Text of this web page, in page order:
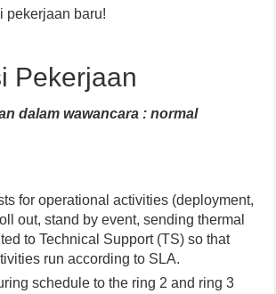
pekerjaan baru!
Pekerjaan
dalam wawancara : normal
for operational activities (deployment,
out, stand by event, sending thermal
to Technical Support (TS) so that
run according to SLA.
schedule to the ring 2 and ring 3